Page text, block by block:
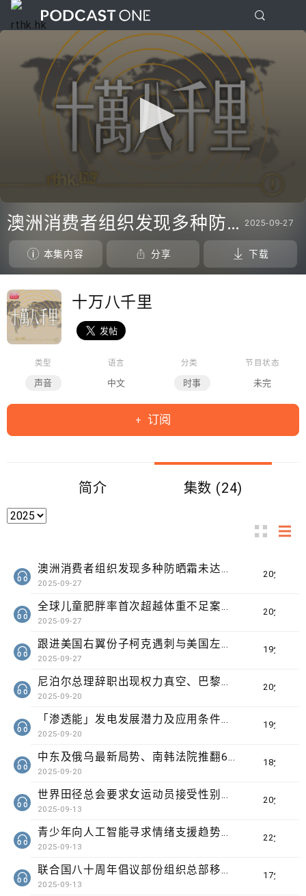
seconds
of
20
minutes,
20
seconds
澳洲消费者组织发现多种防晒霜未达声称效果、三名奥地利修女IG上发布居于荒废修道院情况结果广受欢迎 2025-09-27
本集内容 分享 下载
十万八千里
类型
声音
语言
中文
分类
时事
节目状态
未完
订阅
简介 集数 (24)
20分钟
澳洲消费者组织发现多种防晒霜未达声称效果、三名奥地利修女IG上发布居于荒废修道院情况结果广受欢迎
2025-09-27
20分钟
全球儿童肥胖率首次超越体重不足案例、伊朗「头巾示威」三周年及对女性的限制
2025-09-27
19分钟
跟进美国右翼份子柯克遇刺与美国左右翼之争、埃塞俄比亚启用「复兴大坝」对非洲水资源的影响
2025-09-27
20分钟
尼泊尔总理辞职出现权力真空、巴黎芝士博物馆开幕引发美食旅游热潮
2025-09-20
19分钟
「渗透能」发电发展潜力及应用条件、加州生物学家播放电影剪辑和真人声音驱狼
2025-09-20
18分钟
中东及俄乌最新局势、南韩法院推翻61年前一名遭性侵妇女被控伤人罪成判罪
2025-09-20
20分钟
世界田径总会要求女运动员接受性别基因测试、健力士世界纪录七十周年列70项有待挑战项目
2025-09-13
22分钟
青少年向人工智能寻求情绪支援趋势引发国际关注、阿富汗六级地震逾千人遇难
2025-09-13
17分钟
联合国八十周年倡议部份组织总部移到非洲、研究发现澳洲医疗体系存在种族歧视
2025-09-13